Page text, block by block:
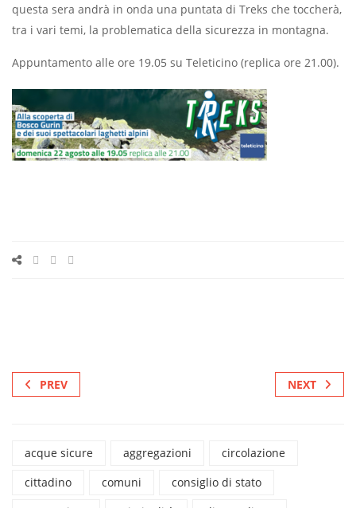
questa sera andrà in onda una puntata di Treks che toccherà,
tra i vari temi, la problematica della sicurezza in montagna.
Appuntamento alle ore 19.05 su Teleticino (replica ore 21.00).
PREV NEXT
acque sicure aggregazioni
circolazione
cittadino
comuni
consiglio di stato